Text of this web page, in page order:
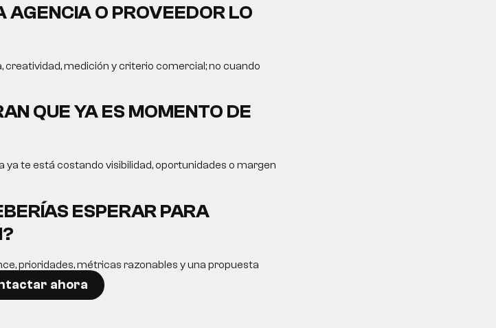
AGENCIA O PROVEEDOR LO
medición y criterio comercial; no cuando
QUE YA ES MOMENTO DE
te está costando visibilidad, oportunidades o margen
ESPERAR PARA
prioridades, métricas razonables y una propuesta
ahora